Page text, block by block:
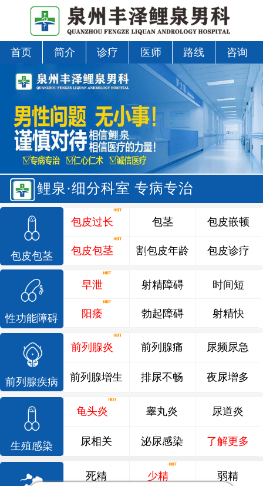
首页 简介 诊疗 医师 路线 咨询
鲤泉·细分科室 专病专治
包皮包茎
包皮过长
包皮包茎
包茎
割包皮年龄
包皮嵌顿
包皮诊疗
性功能障碍
早泄
阳痿
射精障碍
勃起障碍
时间短
射精快
前列腺疾病
前列腺炎 前列腺痛 尿频尿急
前列腺增生 排尿不畅 夜尿增多
生殖感染
龟头炎 睾丸炎 尿道炎
尿相关 泌尿感染 了解更多
死精 少精 弱精